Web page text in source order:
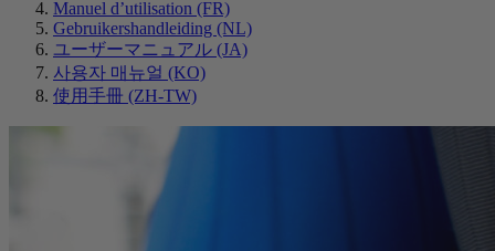
Manuel d’utilisation (FR)
Gebruikershandleiding (NL)
ユーザーマニュアル (JA)
사용자 매뉴얼 (KO)
使用手冊 (ZH-TW)